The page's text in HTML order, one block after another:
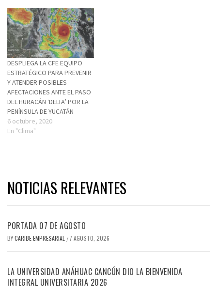
400 kv, que da suministro
eléctrico a la Península…
DESPLIEGA LA CFE EQUIPO
ESTRATÉGICO PARA PREVENIR
Y ATENDER POSIBLES
AFECTACIONES ANTE EL PASO
DEL HURACÁN ‘DELTA’ POR LA
PENÍNSULA DE YUCATÁN
6 octubre, 2020
En "Clima"
NOTICIAS RELEVANTES
PORTADA 07 DE AGOSTO
BYCARIBE EMPRESARIAL / 7 AGOSTO, 2026
LA UNIVERSIDAD ANÁHUAC CANCÚN DIO LA BIENVENIDA
INTEGRAL UNIVERSITARIA 2026